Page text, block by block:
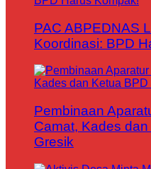
PAC ABPEDNAS
Koordinasi: BPD
Pembinaan
Camat, Kades
Gresik